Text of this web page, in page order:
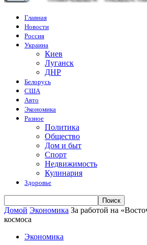
Главная
Новости
Россия
Украина
Киев
Луганск
ДНР
Белорусь
США
Авто
Экономика
Разное
Политика
Общество
Дом и быт
Спорт
Недвижимость
Кулинария
Здоровье
Домой Экономика За работой на
космоса
Экономика